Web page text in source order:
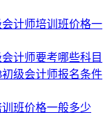
计师培训班价格一
计师要考哪些科目
级会计师报名条件
班价格一般多少